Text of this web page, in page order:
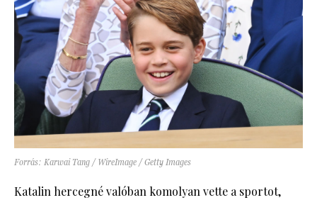
Forrás: Karwai Tang / WireImage / Getty Images
Katalin hercegné valóban komolyan vette a sportot,